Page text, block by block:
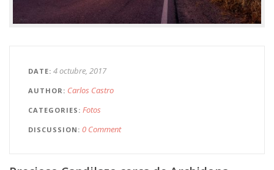
DATE 4 octubre, 2017
AUTHOR Carlos Castro
CATEGORIES Fotos
DISCUSSION 0 Comment